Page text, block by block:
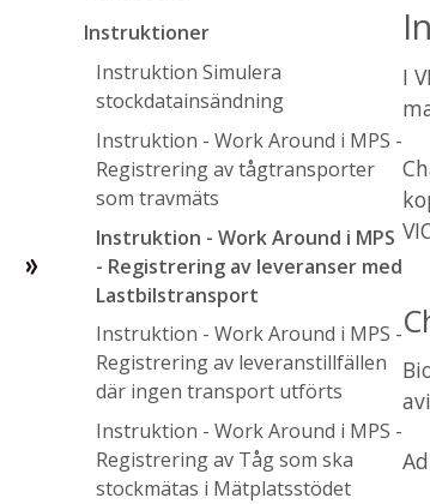
I
Instruktioner
Instruktion Simulera
stockdatainsändning
Instruktion - Work Around i MPS -
Registrering av tågtransporter
som travmäts
Instruktion - Work Around i MPS
- Registrering av leveranser med
Lastbilstransport
Instruktion - Work Around i MPS -
Registrering av leveranstillfällen
där ingen transport utförts
Instruktion - Work Around i MPS -
Registrering av Tåg som ska
stockmätas i Mätplatsstödet